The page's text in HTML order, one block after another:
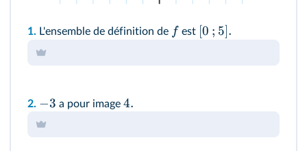
1. L'ensemble de définition de f est [0 ; 5].
2. −3 a pour image 4.